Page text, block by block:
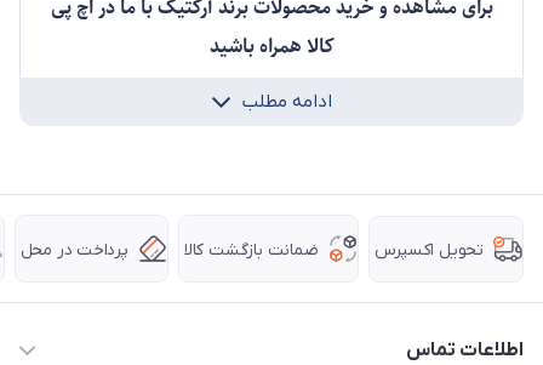
برای مشاهده و خرید محصولات برند آرکتیک با ما در اچ پی
کالا همراه باشید
ادامه مطلب
تحویل اکسپرس ضمانت بازگشت کالا پرداخت در محل
اطلاعات تماس